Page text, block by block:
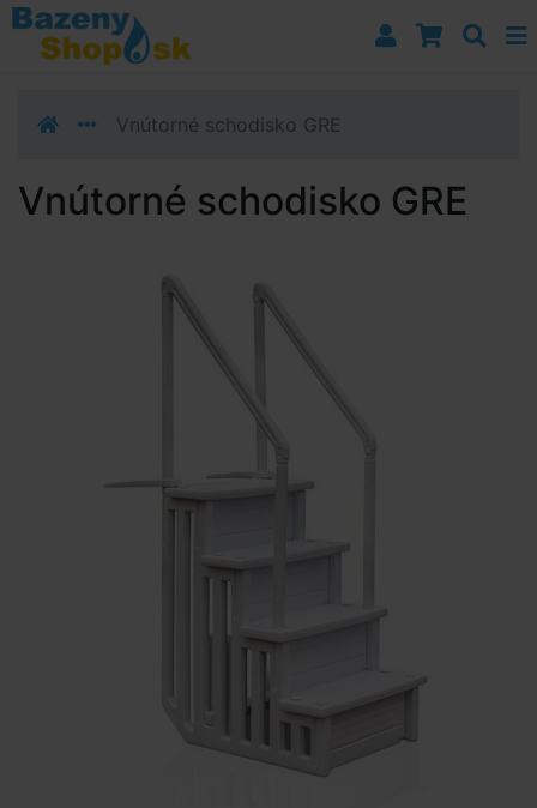
Prejsť k navigácii
Prejsť na obsah
Prejsť k bočnému stĺpci
Vnútorné schodisko GRE
Vnútorné schodisko GRE